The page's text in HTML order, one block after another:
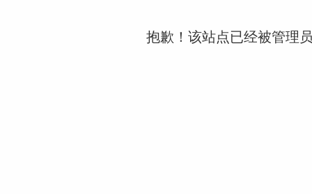
抱歉！该站点已经被管理